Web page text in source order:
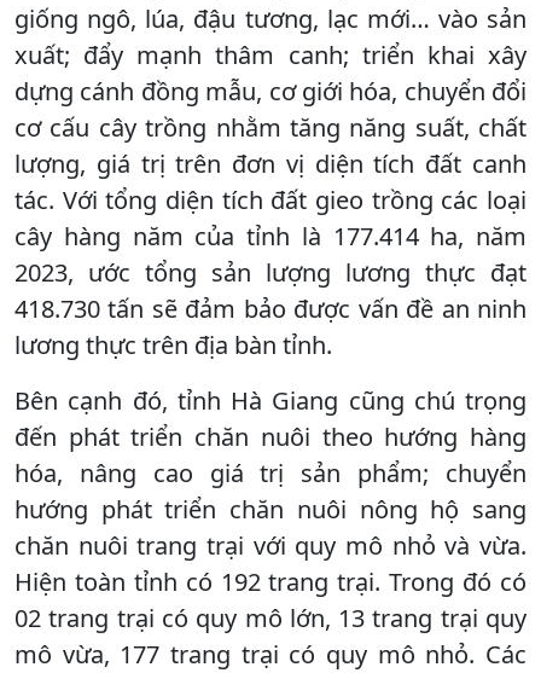
giống ngô, lúa, đậu tương, lạc mới… vào sản
xuất; đẩy mạnh thâm canh; triển khai xây
dựng cánh đồng mẫu, cơ giới hóa, chuyển đổi
cơ cấu cây trồng nhằm tăng năng suất, chất
lượng, giá trị trên đơn vị diện tích đất canh
tác. Với tổng diện tích đất gieo trồng các loại
cây hàng năm của tỉnh là 177.414 ha, năm
2023, ước tổng sản lượng lương thực đạt
418.730 tấn sẽ đảm bảo được vấn đề an ninh
lương thực trên địa bàn tỉnh.
Bên cạnh đó, tỉnh Hà Giang cũng chú trọng
đến phát triển chăn nuôi theo hướng hàng
hóa, nâng cao giá trị sản phẩm; chuyển
hướng phát triển chăn nuôi nông hộ sang
chăn nuôi trang trại với quy mô nhỏ và vừa.
Hiện toàn tỉnh có 192 trang trại. Trong đó có
02 trang trại có quy mô lớn, 13 trang trại quy
mô vừa, 177 trang trại có quy mô nhỏ. Các